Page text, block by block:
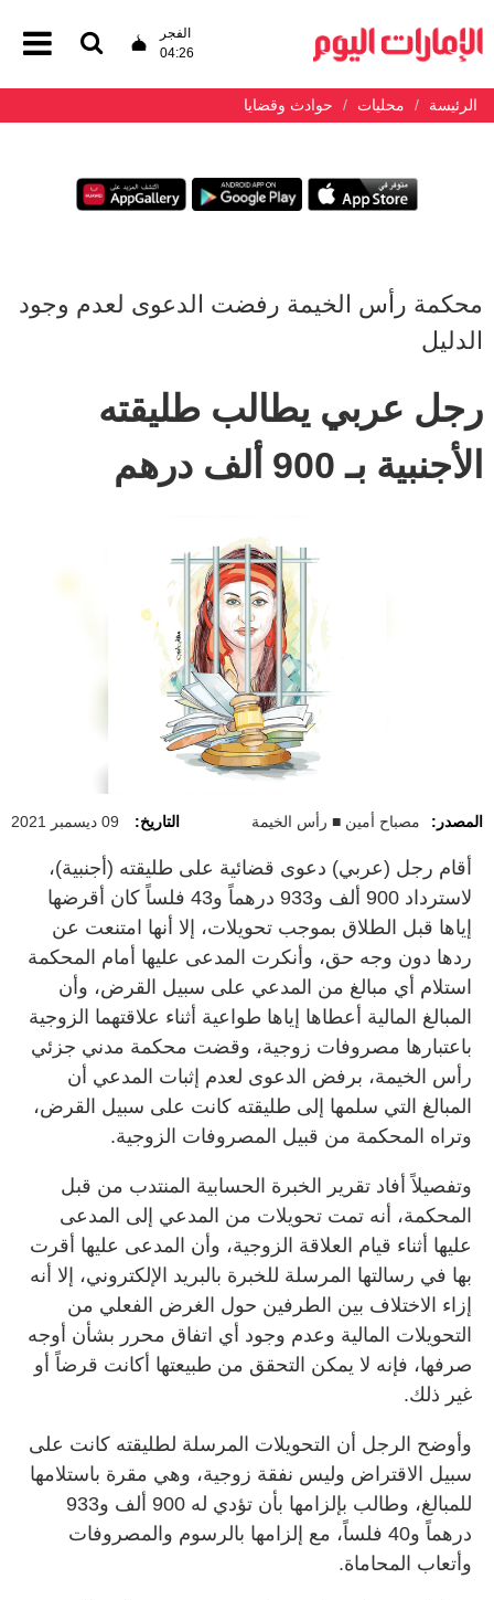
الفجر
04:26
الرئيسة محليات حوادث وقضايا
محكمة رأس الخيمة رفضت الدعوى لعدم وجود
الدليل
رجل عربي يطالب طليقته
الأجنبية بـ 900 ألف درهم
المصدر: مصباح أمين ■ رأس الخيمة التاريخ: 09 ديسمبر 2021
أقام رجل (عربي) دعوى قضائية على طليقته (أجنبية)،
لاسترداد 900 ألف و933 درهماً و43 فلساً كان أقرضها
إياها قبل الطلاق بموجب تحويلات، إلا أنها امتنعت عن
ردها دون وجه حق، وأنكرت المدعى عليها أمام المحكمة
استلام أي مبالغ من المدعي على سبيل القرض، وأن
المبالغ المالية أعطاها إياها طواعية أثناء علاقتهما الزوجية
باعتبارها مصروفات زوجية، وقضت محكمة مدني جزئي
رأس الخيمة، برفض الدعوى لعدم إثبات المدعي أن
المبالغ التي سلمها إلى طليقته كانت على سبيل القرض،
وتراه المحكمة من قبيل المصروفات الزوجية.
وتفصيلاً أفاد تقرير الخبرة الحسابية المنتدب من قبل
المحكمة، أنه تمت تحويلات من المدعي إلى المدعى
عليها أثناء قيام العلاقة الزوجية، وأن المدعى عليها أقرت
بها في رسالتها المرسلة للخبرة بالبريد الإلكتروني، إلا أنه
إزاء الاختلاف بين الطرفين حول الغرض الفعلي من
التحويلات المالية وعدم وجود أي اتفاق محرر بشأن أوجه
صرفها، فإنه لا يمكن التحقق من طبيعتها أكانت قرضاً أو
غير ذلك.
وأوضح الرجل أن التحويلات المرسلة لطليقته كانت على
سبيل الاقتراض وليس نفقة زوجية، وهي مقرة باستلامها
للمبالغ، وطالب بإلزامها بأن تؤدي له 900 ألف و933
درهماً و40 فلساً، مع إلزامها بالرسوم والمصروفات
وأتعاب المحاماة.